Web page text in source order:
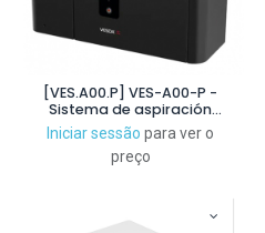
[VES.A00.P] VES-A00-P -
Sistema de aspiración
VESDA-E VES de 4 canales, 4
tuberías total 560m. Frontal
con LEDs
Iniciar sessão para ver o
preço